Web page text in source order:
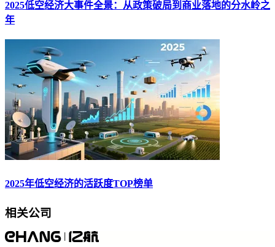
2025低空经济大事件全景：从政策破局到商业落地的分水岭之
年
2025年低空经济的活跃度TOP榜单
相关公司